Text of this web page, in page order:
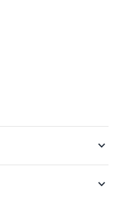
expand_more
expand_more